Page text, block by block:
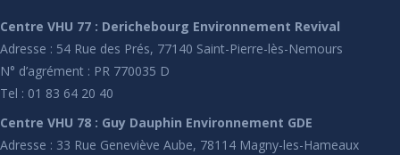
Centre VHU 77 : Derichebourg Environnement Revival
Adresse : 54 Rue des Prés, 77140 Saint-Pierre-lès-Nemours
N° d’agrément : PR 770035 D
Tel : 01 83 64 20 40
Centre VHU 78 : Guy Dauphin Environnement GDE
Adresse : 33 Rue Geneviève Aube, 78114 Magny-les-Hameaux